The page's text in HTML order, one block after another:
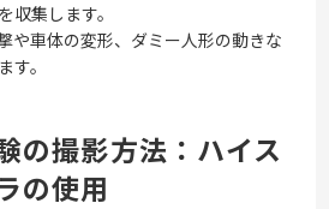
収集します。
や車体の変形、ダミー人形の動きな
す。
の撮影方法：ハイス
の使用